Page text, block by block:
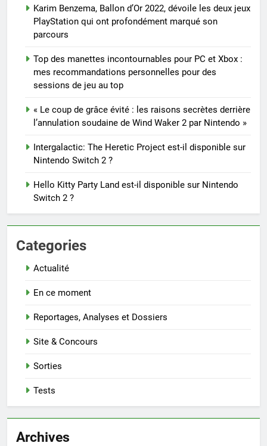
Karim Benzema, Ballon d’Or 2022, dévoile les deux jeux
PlayStation qui ont profondément marqué son
parcours
Top des manettes incontournables pour PC et Xbox :
mes recommandations personnelles pour des
sessions de jeu au top
« Le coup de grâce évité : les raisons secrètes derrière
l’annulation soudaine de Wind Waker 2 par Nintendo »
Intergalactic: The Heretic Project est-il disponible sur
Nintendo Switch 2 ?
Hello Kitty Party Land est-il disponible sur Nintendo
Switch 2 ?
Categories
Actualité
En ce moment
Reportages, Analyses et Dossiers
Site & Concours
Sorties
Tests
Archives